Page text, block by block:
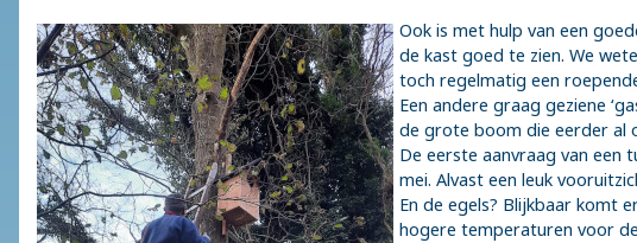
Ook is met hulp van een
de kast goed te zien. We
toch regelmatig een
Een andere graag geziene
de grote boom die eerder al
De eerste aanvraag van een
mei. Alvast een leuk
En de egels? Blijkbaar komt
hogere temperaturen voor